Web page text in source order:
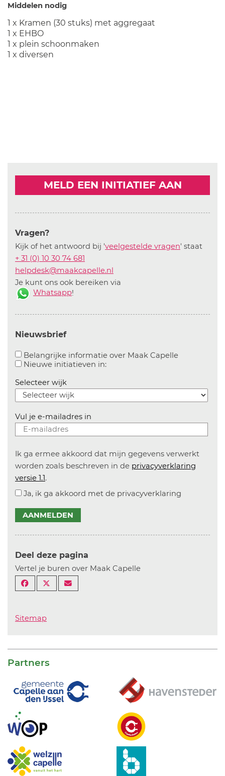
Middelen nodig
1 x Kramen (30 stuks) met aggregaat
1 x EHBO
1 x plein schoonmaken
1 x diversen
MELD EEN INITIATIEF AAN
Vragen?
Kijk of het antwoord bij 'veelgestelde vragen' staat
+ 31 (0) 10 30 74 681
helpdesk@maakcapelle.nl
Je kunt ons ook bereiken via
Whatsapp!
Nieuwsbrief
Belangrijke informatie over Maak CapelleAanvinken
Nieuwe initiatieven in:Aanvinken om informatie over
Selecteer wijk
Vul je e-mailadres in
Ik ga ermee akkoord dat mijn gegevens verwerkt
worden zoals beschreven in de privacyverklaring
versie 1.1.
Ja, ik ga akkoord met de privacyverklaring
AANMELDEN
Deel deze pagina
Vertel je buren over Maak Capelle
Sitemap
Partners